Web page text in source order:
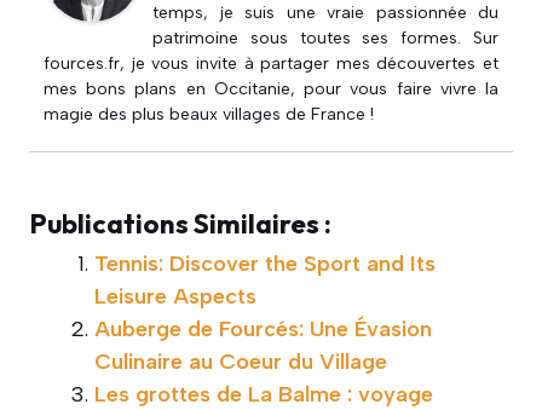
temps, je suis une vraie passionnée du
patrimoine sous toutes ses formes. Sur
fources.fr, je vous invite à partager mes découvertes et
mes bons plans en Occitanie, pour vous faire vivre la
magie des plus beaux villages de France !
Publications Similaires :
Tennis: Discover the Sport and Its
Leisure Aspects
Auberge de Fourcés: Une Évasion
Culinaire au Coeur du Village
Les grottes de La Balme : voyage